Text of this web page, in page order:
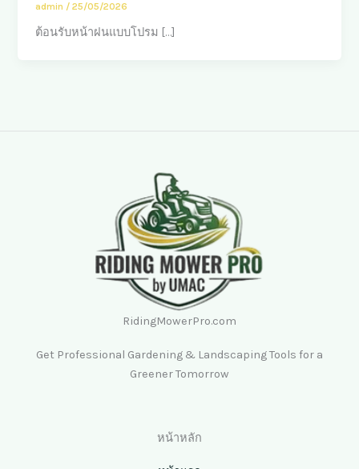
admin /25/05/2026
ต้อนรับหน้าฝนแบบโปรม […]
RidingMowerPro.com
Get Professional Gardening & Landscaping Tools for a
Greener Tomorrow
หน้าหลัก